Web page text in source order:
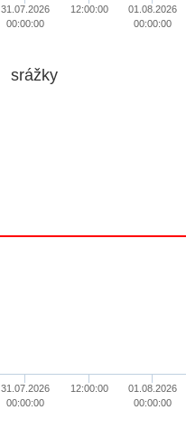
31.07.2026
00:00:00
12:00:00
01.08.2026
00:00:00
srážky
31.07.2026
00:00:00
12:00:00
01.08.2026
00:00:00